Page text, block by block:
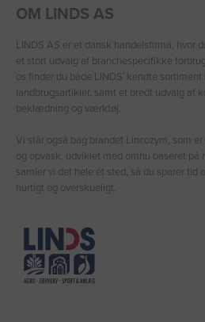
OM LINDS AS
LINDS AS er et dansk handelsfirma, hvor
et stort udvalg af branchespecifikke
os finder du både LINDS′ kendte
landbrugsartikler, samt et bredt udvalg af
beklædning og værktøj.
Vi står også bag brandet Lincozym, som
og opvask, udviklet med omhu baseret på
samler vi det hele ét sted, så du sparer tid
hurtigt og overskueligt.